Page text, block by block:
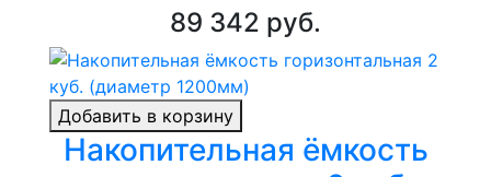
89 342 руб.
Добавить в корзину
Накопительная ёмкость